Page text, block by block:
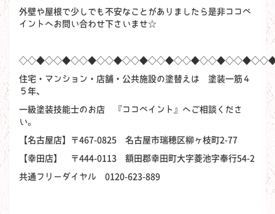
外壁や屋根で少しでも不安なことがありましたら是非ココペ
イントへお問い合わせ下さいませ☆
住宅・マンション・店舗・公共施設の塗替えは 塗装一筋４
５年、
一級塗装技能士のお店 『ココペイント』へご相談くださ
い。
【名古屋店】〒467-0825 名古屋市瑞穂区柳ヶ枝町2-77
【幸田店】 〒444-0113 額田郡幸田町大字菱池字奉行54-2
共通フリーダイヤル 0120-623-889